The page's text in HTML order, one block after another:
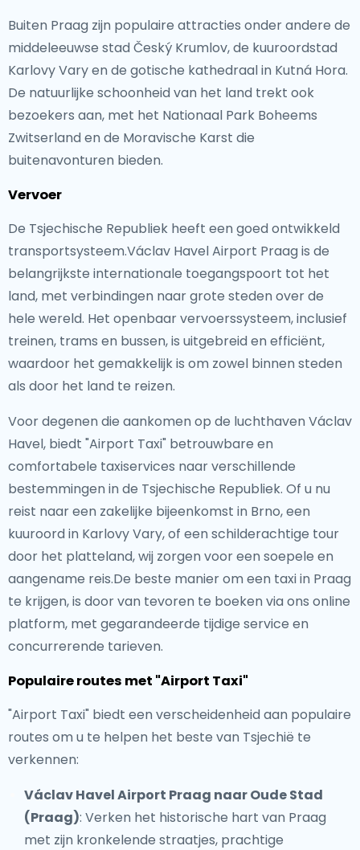
Buiten Praag zijn populaire attracties onder andere de
middeleeuwse stad Český Krumlov, de kuuroordstad
Karlovy Vary en de gotische kathedraal in Kutná Hora.
De natuurlijke schoonheid van het land trekt ook
bezoekers aan, met het Nationaal Park Boheems
Zwitserland en de Moravische Karst die
buitenavonturen bieden.
Vervoer
De Tsjechische Republiek heeft een goed ontwikkeld
transportsysteem.Václav Havel Airport Praag is de
belangrijkste internationale toegangspoort tot het
land, met verbindingen naar grote steden over de
hele wereld. Het openbaar vervoerssysteem, inclusief
treinen, trams en bussen, is uitgebreid en efficiënt,
waardoor het gemakkelijk is om zowel binnen steden
als door het land te reizen.
Voor degenen die aankomen op de luchthaven Václav
Havel, biedt "Airport Taxi" betrouwbare en
comfortabele taxiservices naar verschillende
bestemmingen in de Tsjechische Republiek. Of u nu
reist naar een zakelijke bijeenkomst in Brno, een
kuuroord in Karlovy Vary, of een schilderachtige tour
door het platteland, wij zorgen voor een soepele en
aangename reis.De beste manier om een taxi in Praag
te krijgen, is door van tevoren te boeken via ons online
platform, met gegarandeerde tijdige service en
concurrerende tarieven.
Populaire routes met "Airport Taxi"
"Airport Taxi" biedt een verscheidenheid aan populaire
routes om u te helpen het beste van Tsjechië te
verkennen:
Václav Havel Airport Praag naar Oude Stad
(Praag): Verken het historische hart van Praag
met zijn kronkelende straatjes, prachtige